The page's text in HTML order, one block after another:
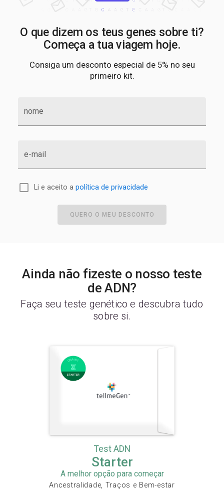
O que dizem os teus genes sobre ti?
Começa a tua viagem hoje.
Consiga um desconto especial de 5% no seu
primeiro kit.
nome
e-mail
Li e aceito a política de privacidade
QUERO O MEU DESCONTO
Ainda não fizeste o nosso teste
de ADN?
Faça seu teste genético e descubra tudo
sobre si.
Test ADN
Starter
A melhor opção para começar
Ancestralidade, Traços e Bem-estar